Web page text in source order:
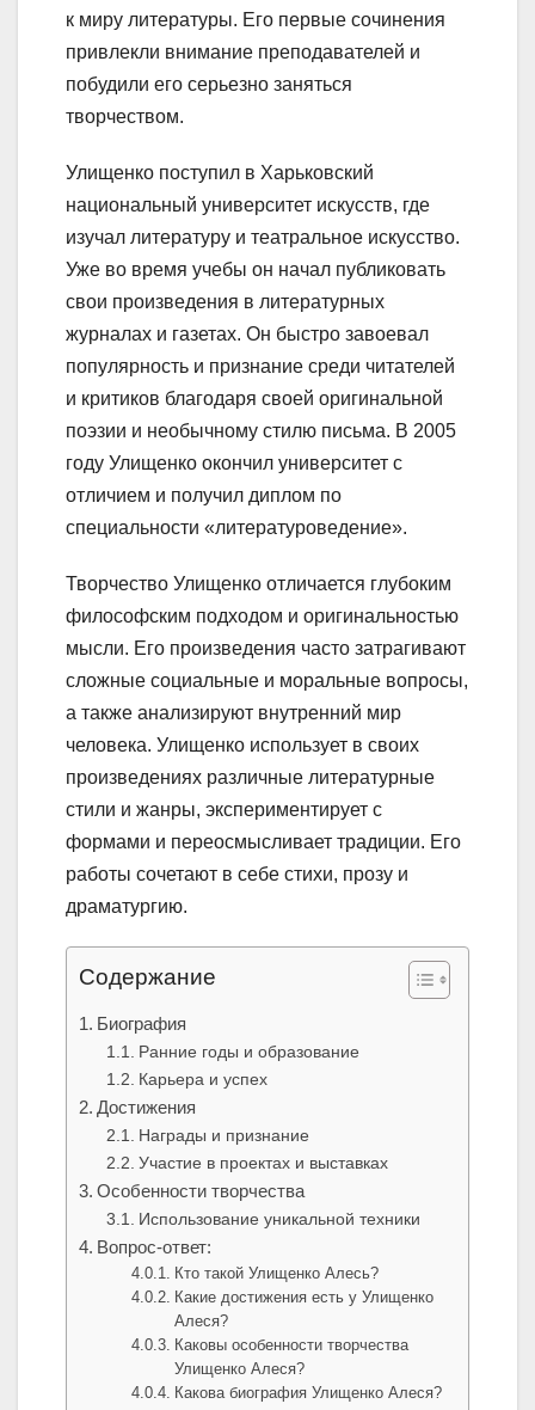
к миру литературы. Его первые сочинения
привлекли внимание преподавателей и
побудили его серьезно заняться
творчеством.
Улищенко поступил в Харьковский
национальный университет искусств, где
изучал литературу и театральное искусство.
Уже во время учебы он начал публиковать
свои произведения в литературных
журналах и газетах. Он быстро завоевал
популярность и признание среди читателей
и критиков благодаря своей оригинальной
поэзии и необычному стилю письма. В 2005
году Улищенко окончил университет с
отличием и получил диплом по
специальности «литературоведение».
Творчество Улищенко отличается глубоким
философским подходом и оригинальностью
мысли. Его произведения часто затрагивают
сложные социальные и моральные вопросы,
а также анализируют внутренний мир
человека. Улищенко использует в своих
произведениях различные литературные
стили и жанры, экспериментирует с
формами и переосмысливает традиции. Его
работы сочетают в себе стихи, прозу и
драматургию.
Содержание
Биография
Ранние годы и образование
Карьера и успех
Достижения
Награды и признание
Участие в проектах и выставках
Особенности творчества
Использование уникальной техники
Вопрос-ответ:
Кто такой Улищенко Алесь?
Какие достижения есть у Улищенко
Алеся?
Каковы особенности творчества
Улищенко Алеся?
Какова биография Улищенко Алеся?